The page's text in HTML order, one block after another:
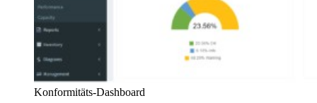
Konformitäts-Dashboard